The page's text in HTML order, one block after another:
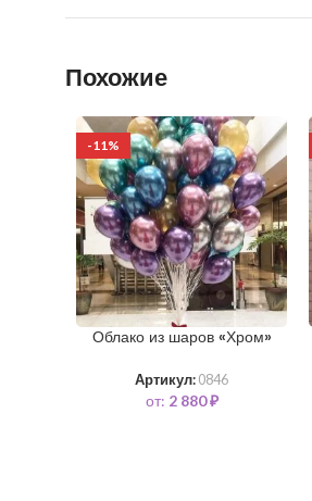
Похожие
-11%
Облако из шаров «Хром»
Артикул: 0846
от: 2 880₽